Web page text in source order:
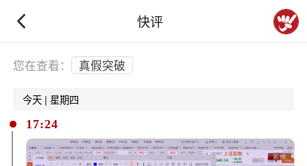
快评
下拉刷新
您在查看： 真假突破
今天 | 星期四
17:24